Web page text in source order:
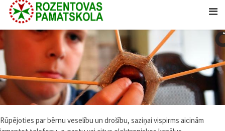
Rūpējoties par bērnu veselību un drošību, saziņai vispirms aicinām